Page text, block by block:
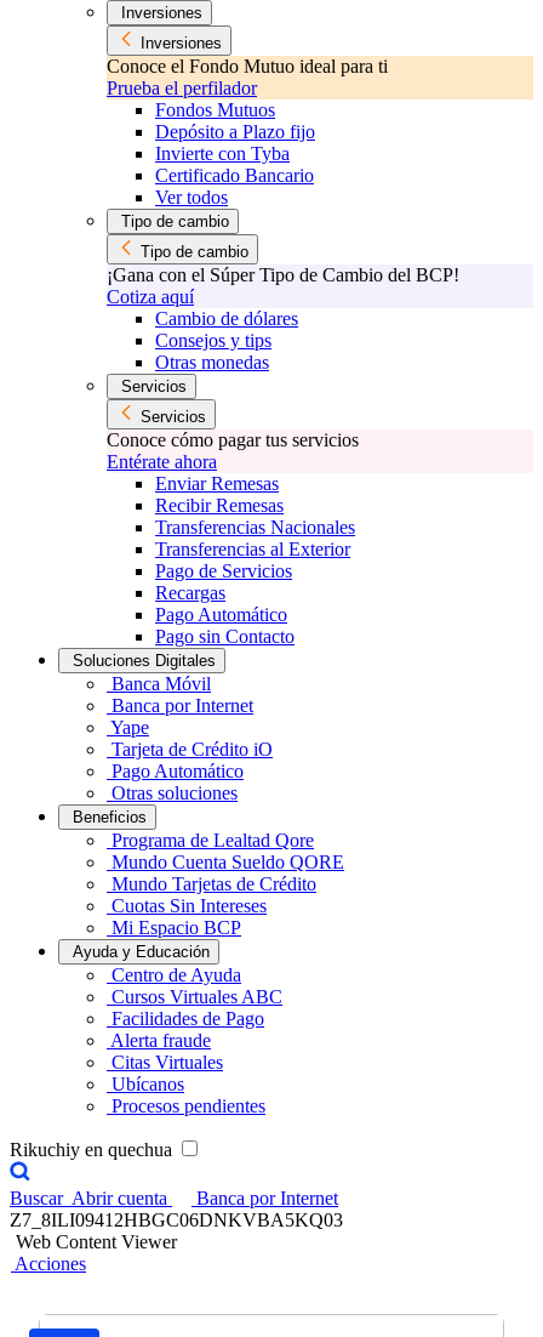
Inversiones
Inversiones
Conoce el Fondo Mutuo ideal para ti
Prueba el perfilador
Fondos Mutuos
Depósito a Plazo fijo
Invierte con Tyba
Certificado Bancario
Ver todos
Tipo de cambio
Tipo de cambio
¡Gana con el Súper Tipo de Cambio del BCP!
Cotiza aquí
Cambio de dólares
Consejos y tips
Otras monedas
Servicios
Servicios
Conoce cómo pagar tus servicios
Entérate ahora
Enviar Remesas
Recibir Remesas
Transferencias Nacionales
Transferencias al Exterior
Pago de Servicios
Recargas
Pago Automático
Pago sin Contacto
Soluciones Digitales
Banca Móvil
Banca por Internet
Yape
Tarjeta de Crédito iO
Pago Automático
Otras soluciones
Beneficios
Programa de Lealtad Qore
Mundo Cuenta Sueldo QORE
Mundo Tarjetas de Crédito
Cuotas Sin Intereses
Mi Espacio BCP
Ayuda y Educación
Centro de Ayuda
Cursos Virtuales ABC
Facilidades de Pago
Alerta fraude
Citas Virtuales
Ubícanos
Procesos pendientes
Rikuchiy en quechua
Buscar Abrir cuenta
Banca por Internet
Z7_8ILI09412HBGC06DNKVBA5KQ03
Web Content Viewer
Acciones